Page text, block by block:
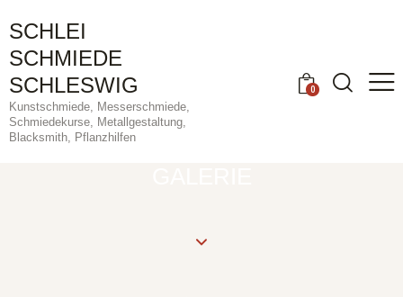
SCHLEI
SCHMIEDE
SCHLESWIG
Kunstschmiede, Messerschmiede,
Schmiedekurse, Metallgestaltung,
Blacksmith, Pflanzhilfen
0